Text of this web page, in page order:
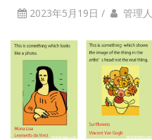
2023年5月19日 / 管理人